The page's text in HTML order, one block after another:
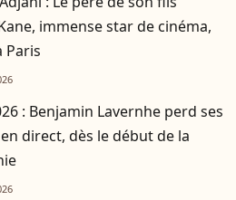
immense star de cinéma,
Paris
: Benjamin Lavernhe perd ses
direct, dès le début de la